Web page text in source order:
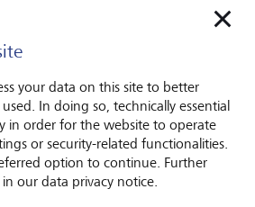
der nächste
den Börsen?
Luftverpestung: Mehr Pflanzen
vom Aussterben bedroht. Die
man mit den richtigen
kann.
your data on this site to better
In doing so, technically essential
in order for the website to operate
or security-related functionalities.
option to continue. Further
our data privacy notice.